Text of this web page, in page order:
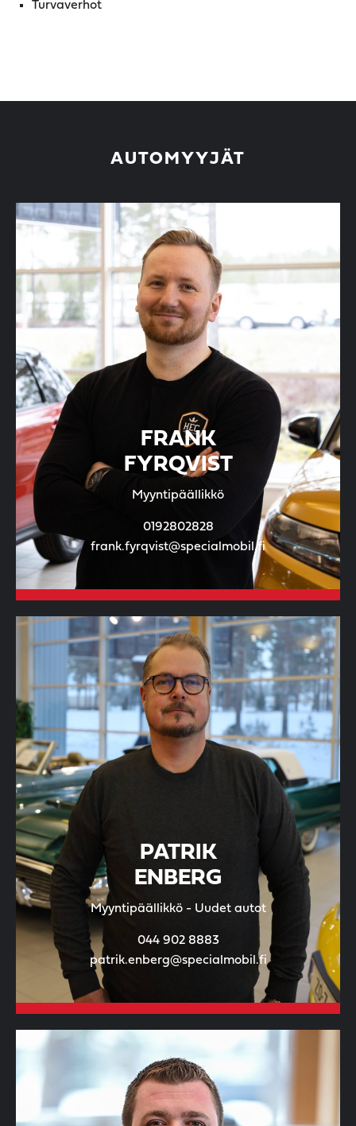
Turvaverhot
AUTOMYYJÄT
FRANK
FYRQVIST
Myyntipäällikkö
0192802828
frank.fyrqvist@specialmobil.fi
PATRIK
ENBERG
Myyntipäällikkö - Uudet autot
044 902 8883
patrik.enberg@specialmobil.fi